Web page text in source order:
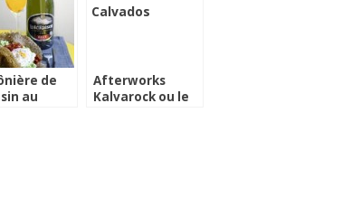
de
au
Afterworks
Kalvarock ou le